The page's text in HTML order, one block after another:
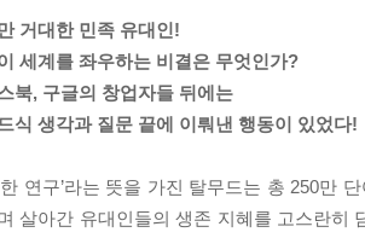
거대한 민족 유대인!
세계를 좌우하는 비결은 무엇인가?
북, 구글의 창업자들 뒤에는
식 생각과 질문 끝에 이뤄낸 행동이 있었다!
한 연구’라는 뜻을 가진 탈무드는 총 250만
살아간 유대인들의 생존 지혜를 고스란히